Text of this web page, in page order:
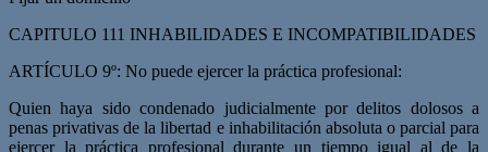
CAPITULO 111 INHABILIDADES E INCOMPATIBILIDADES
ARTÍCULO 9º: No puede ejercer la práctica profesional:
Quien haya sido condenado judicialmente por delitos dolosos a
penas privativas de la libertad e inhabilitación absoluta o parcial para
ejercer la práctica profesional durante un tiempo igual al de la